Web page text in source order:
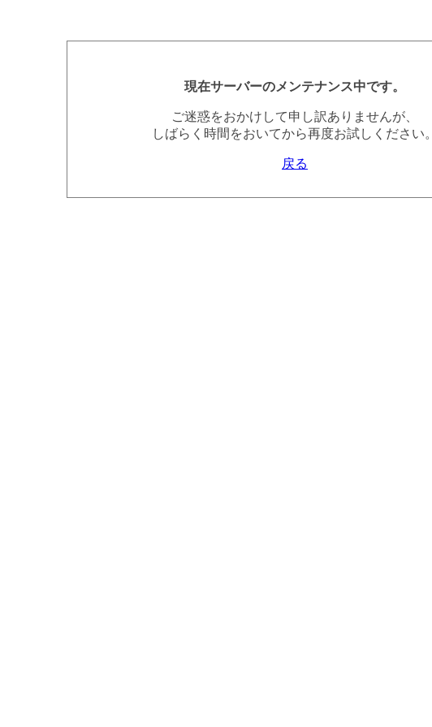
現在サーバーのメンテナンス中です。
ご迷惑をおかけして申し訳ありませんが、
しばらく時間をおいてから再度お試しください。
戻る